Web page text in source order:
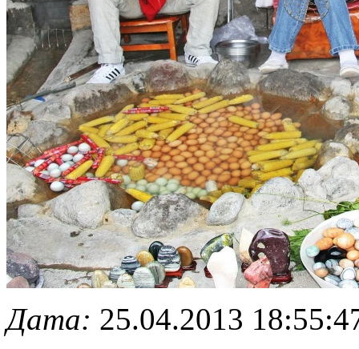
Дата: 25.04.2013